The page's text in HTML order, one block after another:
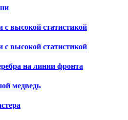
с высокой статистикой
с высокой статистикой
на линии фронта
медведь